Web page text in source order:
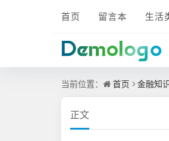
首页 留言本 生活
当前位置： 首页 金融知
正文